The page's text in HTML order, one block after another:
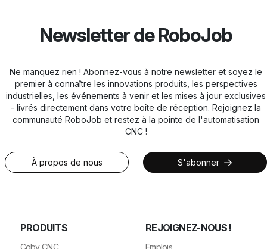
Newsletter de RoboJob
Ne manquez rien ! Abonnez-vous à notre newsletter et soyez le
premier à connaître les innovations produits, les perspectives
industrielles, les événements à venir et les mises à jour exclusives
- livrés directement dans votre boîte de réception. Rejoignez la
communauté RoboJob et restez à la pointe de l'automatisation
CNC !
À propos de nous S'abonner
PRODUITS
Coby CNC
REJOIGNEZ-NOUS !
Emplois